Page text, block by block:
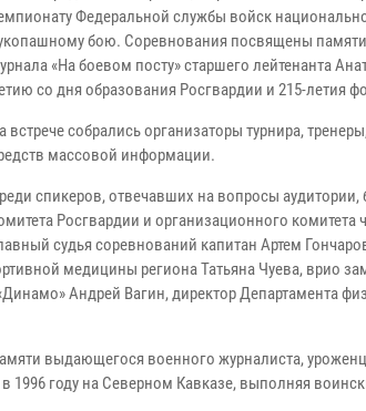
Федеральной службы войск
бою. Соревнования посвящены
«На боевом посту» старшего лейтенанта
со дня образования Росгвардии и 215-летия
встрече собрались организаторы турнира,
массовой информации.
спикеров, отвечавших на вопросы аудитории,
Росгвардии и организационного
судья соревнований капитан Артем
медицины региона Татьяна Чуева, врио
Андрей Вагин, директор Департамента
выдающегося военного журналиста,
1996 году на Северном Кавказе, выполняя